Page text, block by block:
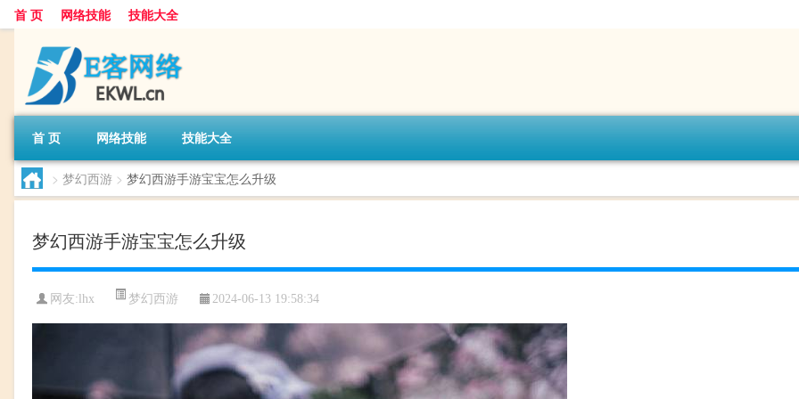
首 页 网络技能 技能大全
首 页 网络技能 技能大全
> 梦幻西游 > 梦幻西游手游宝宝怎么升级
梦幻西游手游宝宝怎么升级
网友: lhx 梦幻西游 2024-06-13 19:58:34